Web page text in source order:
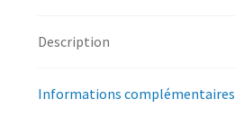
Description
Informations complémentaires